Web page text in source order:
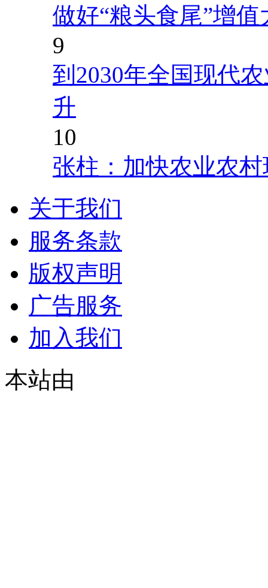
做好“粮头食尾”增值
9
到2030年全国现代
升
10
张柱：加快农业农
关于我们
服务条款
版权声明
广告服务
加入我们
本站由